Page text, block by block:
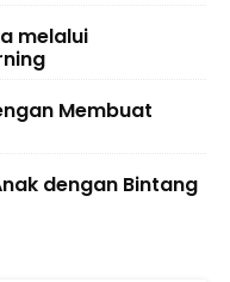
melalui
Membuat
dengan Bintang